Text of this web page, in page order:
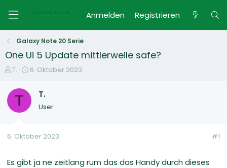
Anmelden Registrieren
Galaxy Note 20 Serie
One Ui 5 Update mittlerweile safe?
E
s
e
e
T.
E
t
e
t
m
6. Oktober 2023
T T.
User
6. Oktober 2023 #1
Es gibt ja ne zeitlang rum das das Handy durch dieses